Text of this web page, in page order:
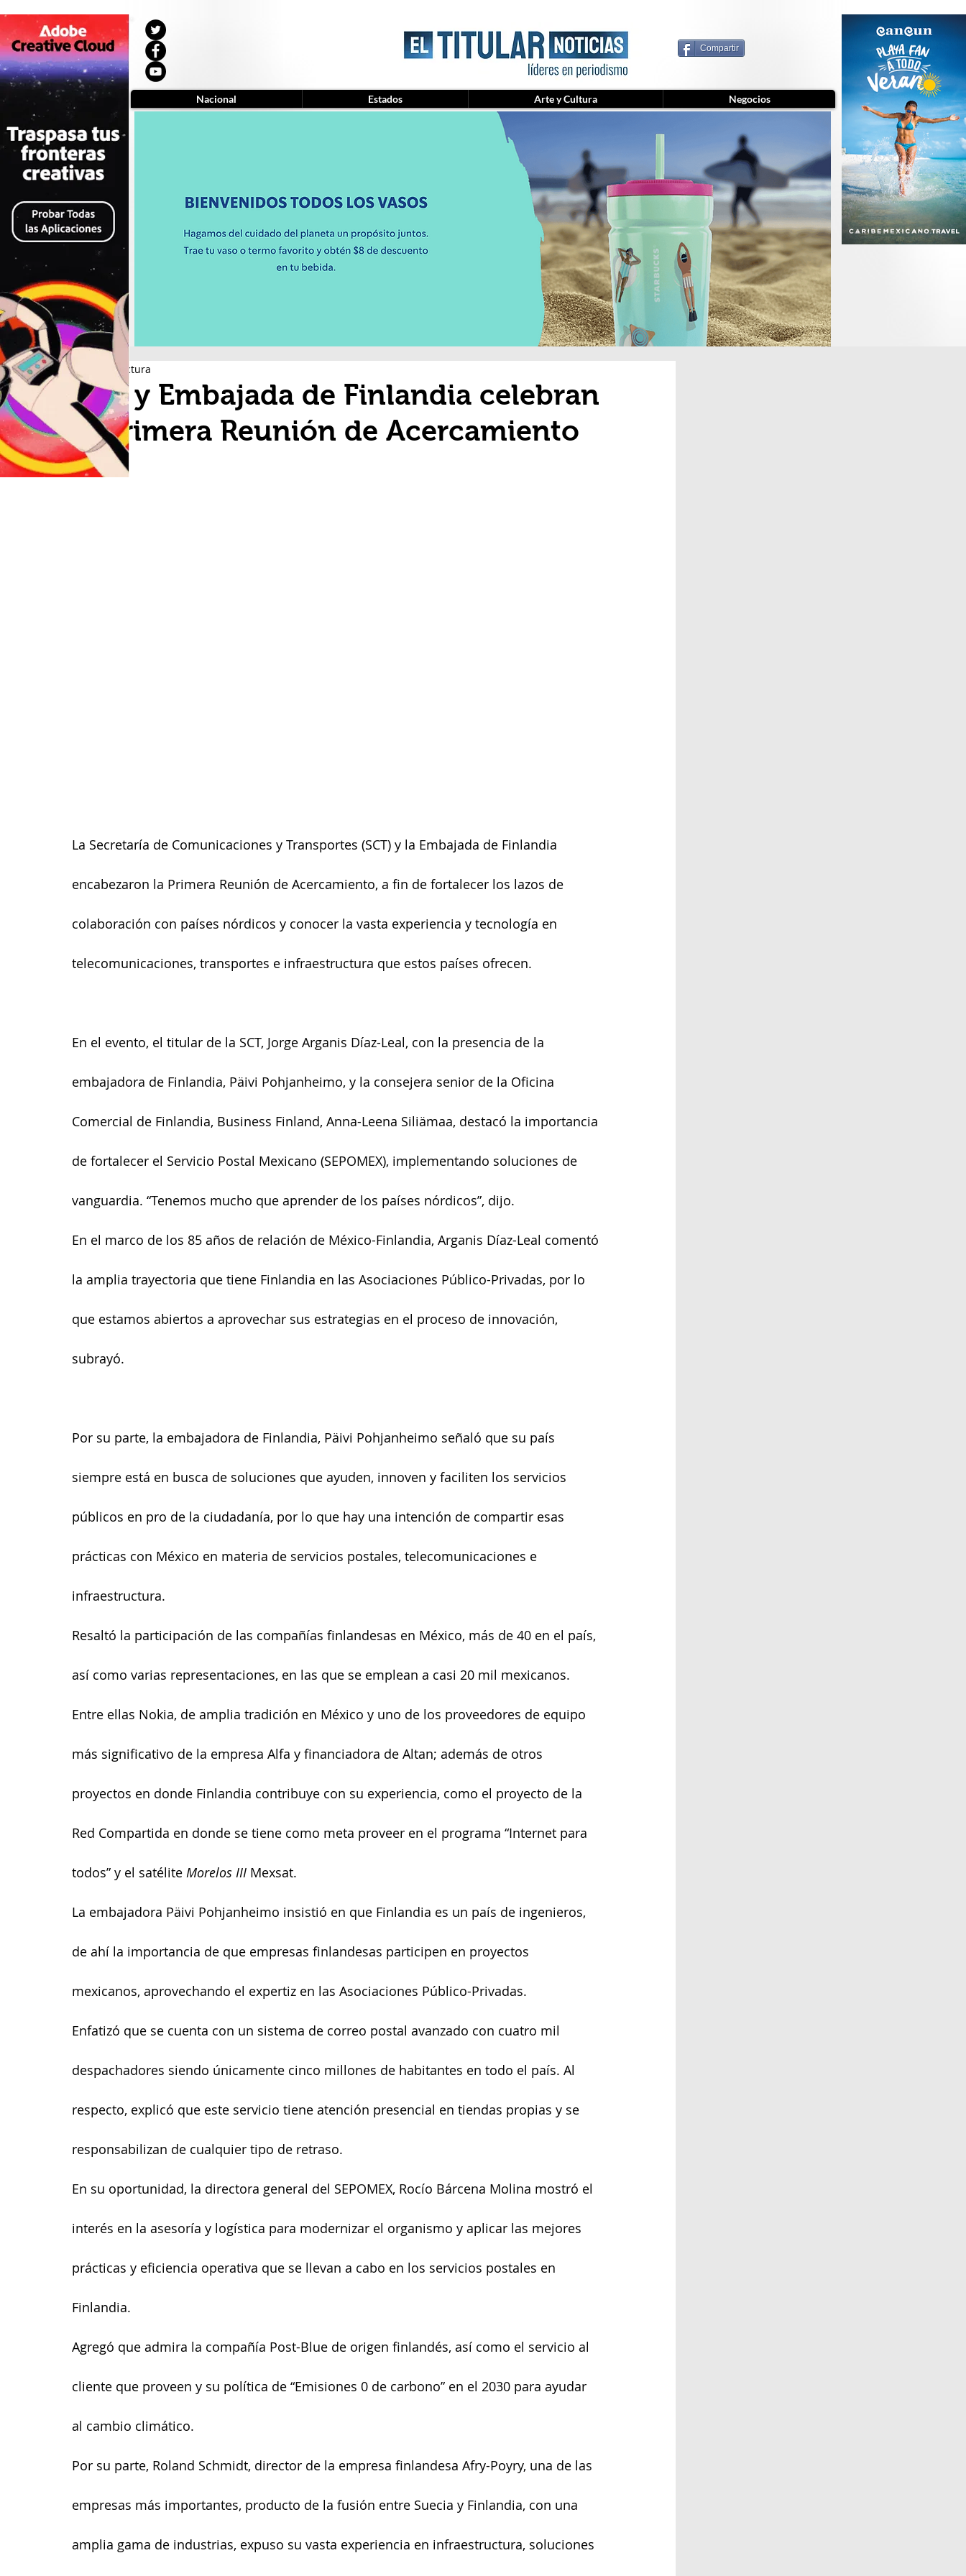
Compartir
SCT y Embajada de Finlandia celebran
la Primera Reunión de Acercamiento
2 min de lectura
La Secretaría de Comunicaciones y Transportes (SCT) y la Embajada de Finlandia
encabezaron la Primera Reunión de Acercamiento, a fin de fortalecer los lazos de
colaboración con países nórdicos y conocer la vasta experiencia y tecnología en
telecomunicaciones, transportes e infraestructura que estos países ofrecen.
En el evento, el titular de la SCT, Jorge Arganis Díaz-Leal, con la presencia de la
embajadora de Finlandia, Päivi Pohjanheimo, y la consejera senior de la Oficina
Comercial de Finlandia, Business Finland, Anna-Leena Siliämaa, destacó la importancia
de fortalecer el Servicio Postal Mexicano (SEPOMEX), implementando soluciones de
vanguardia. “Tenemos mucho que aprender de los países nórdicos”, dijo.
En el marco de los 85 años de relación de México-Finlandia, Arganis Díaz-Leal comentó
la amplia trayectoria que tiene Finlandia en las Asociaciones Público-Privadas, por lo
que estamos abiertos a aprovechar sus estrategias en el proceso de innovación,
subrayó.
Por su parte, la embajadora de Finlandia, Päivi Pohjanheimo señaló que su país
siempre está en busca de soluciones que ayuden, innoven y faciliten los servicios
públicos en pro de la ciudadanía, por lo que hay una intención de compartir esas
prácticas con México en materia de servicios postales, telecomunicaciones e
infraestructura.
Resaltó la participación de las compañías finlandesas en México, más de 40 en el país,
así como varias representaciones, en las que se emplean a casi 20 mil mexicanos.
Entre ellas Nokia, de amplia tradición en México y uno de los proveedores de equipo
más significativo de la empresa Alfa y financiadora de Altan; además de otros
proyectos en donde Finlandia contribuye con su experiencia, como el proyecto de la
Red Compartida en donde se tiene como meta proveer en el programa “Internet para
todos” y el satélite Morelos III Mexsat.
La embajadora Päivi Pohjanheimo insistió en que Finlandia es un país de ingenieros,
de ahí la importancia de que empresas finlandesas participen en proyectos
mexicanos, aprovechando el expertiz en las Asociaciones Público-Privadas.
Enfatizó que se cuenta con un sistema de correo postal avanzado con cuatro mil
despachadores siendo únicamente cinco millones de habitantes en todo el país. Al
respecto, explicó que este servicio tiene atención presencial en tiendas propias y se
responsabilizan de cualquier tipo de retraso.
En su oportunidad, la directora general del SEPOMEX, Rocío Bárcena Molina mostró el
interés en la asesoría y logística para modernizar el organismo y aplicar las mejores
prácticas y eficiencia operativa que se llevan a cabo en los servicios postales en
Finlandia.
Agregó que admira la compañía Post-Blue de origen finlandés, así como el servicio al
cliente que proveen y su política de “Emisiones 0 de carbono” en el 2030 para ayudar
al cambio climático.
Por su parte, Roland Schmidt, director de la empresa finlandesa Afry-Poyry, una de las
empresas más importantes, producto de la fusión entre Suecia y Finlandia, con una
amplia gama de industrias, expuso su vasta experiencia en infraestructura, soluciones
Nacional Estados Arte y Cultura Negocios